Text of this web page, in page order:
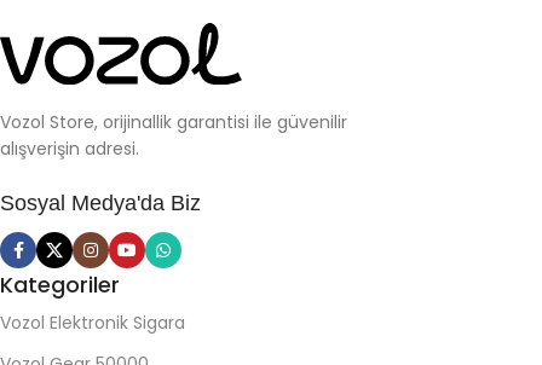
Vozol Store, orijinallik garantisi ile güvenilir
alışverişin adresi.
Sosyal Medya'da Biz
Kategoriler
Vozol Elektronik Sigara